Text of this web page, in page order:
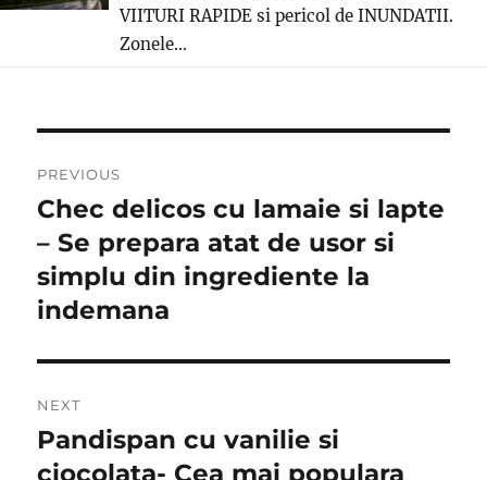
VIITURI RAPIDE si pericol de INUNDATII.
Zonele...
navigation
PREVIOUS
Previous
post:
Chec delicos cu lamaie si lapte
– Se prepara atat de usor si
simplu din ingrediente la
indemana
NEXT
Next
post:
Pandispan cu vanilie si
ciocolata- Cea mai populara